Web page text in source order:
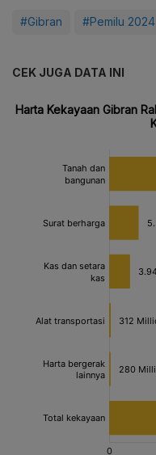
#Gibran #Pemilu 2024
CEK JUGA DATA INI